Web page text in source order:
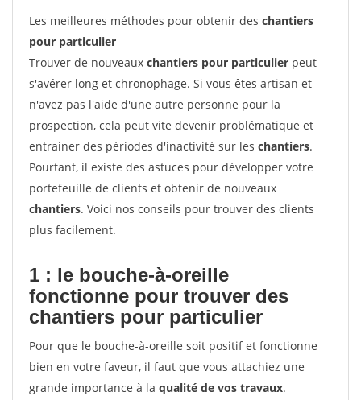
Les meilleures méthodes pour obtenir des chantiers
pour particulier
Trouver de nouveaux chantiers pour particulier peut
s'avérer long et chronophage. Si vous êtes artisan et
n'avez pas l'aide d'une autre personne pour la
prospection, cela peut vite devenir problématique et
entrainer des périodes d'inactivité sur les chantiers.
Pourtant, il existe des astuces pour développer votre
portefeuille de clients et obtenir de nouveaux
chantiers. Voici nos conseils pour trouver des clients
plus facilement.
1 : le bouche-à-oreille
fonctionne pour trouver des
chantiers pour particulier
Pour que le bouche-à-oreille soit positif et fonctionne
bien en votre faveur, il faut que vous attachiez une
grande importance à la qualité de vos travaux.